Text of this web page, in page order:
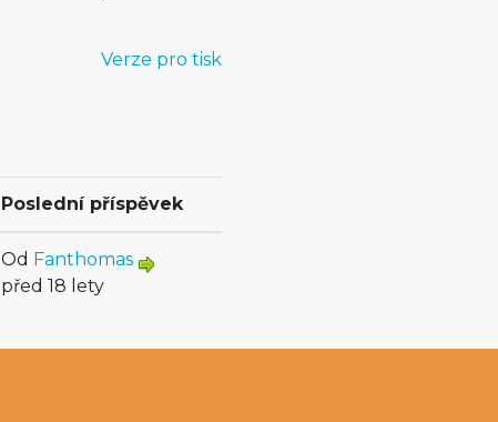
Verze pro tisk
Poslední příspěvek
Od Fanthomas
před 18 lety